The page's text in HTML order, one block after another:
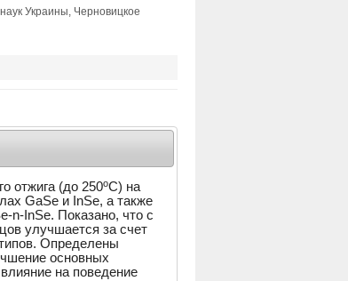
Украины, Черновицкое
отжига (до 250oC) на
GaSe и InSe, а также
n-InSe. Показано, что с
улучшается за счет
Определены
основных
на поведение